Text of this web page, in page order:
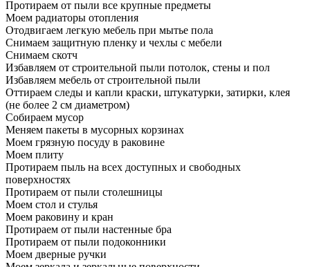
Протираем от пыли все крупные предметы
Моем радиаторы отопления
Отодвигаем легкую мебель при мытье пола
Снимаем защитную пленку и чехлы с мебели
Снимаем скотч
Избавляем от строительной пыли потолок, стены и пол
Избавляем мебель от строительной пыли
Оттираем следы и капли краски, штукатурки, затирки, клея
(не более 2 см диаметром)
Собираем мусор
Меняем пакеты в мусорных корзинах
Моем грязную посуду в раковине
Моем плиту
Протираем пыль на всех доступных и свободных
поверхностях
Протираем от пыли столешницы
Моем стол и стулья
Моем раковину и кран
Протираем от пыли настенные бра
Протираем от пыли подоконники
Моем дверные ручки